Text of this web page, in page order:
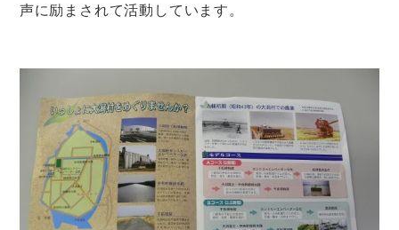
声に励まされて活動しています。